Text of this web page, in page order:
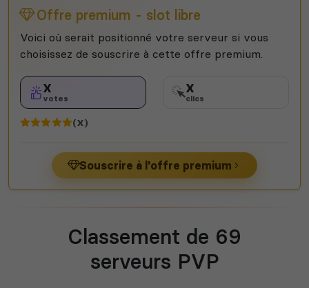
Offre premium - slot libre
Voici où serait positionné votre serveur si vous
choisissez de souscrire à cette offre premium.
X
votes
X
clics
(X)
Souscrire à l'offre premium
Classement de 69
serveurs PVP